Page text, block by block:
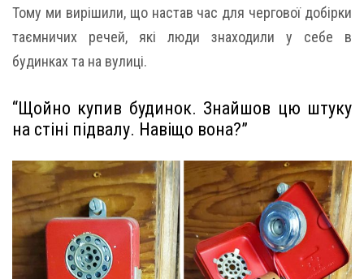
Тому ми вирішили, що настав час для чергової добірки
таємничих речей, які люди знаходили у себе в
будинках та на вулиці.
“Щойно купив будинок. Знайшов цю штуку
на стіні підвалу. Навіщо вона?”